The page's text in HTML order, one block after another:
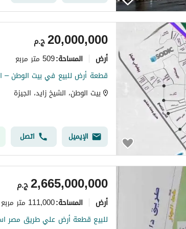
ج.م20,000,000
أرض المساحة:509 متر مربع
بيت الوطن، الشيخ زايد، الجيزة
الإيميل اتصل
ج.م2,665,000,000
أرض المساحة:111,000 متر مربع